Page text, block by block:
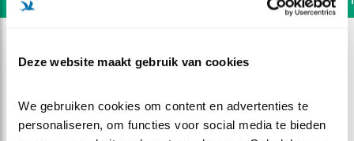
Deze website maakt gebruik van cookies
We gebruiken cookies om content en advertenties te
personaliseren, om functies voor social media te bieden